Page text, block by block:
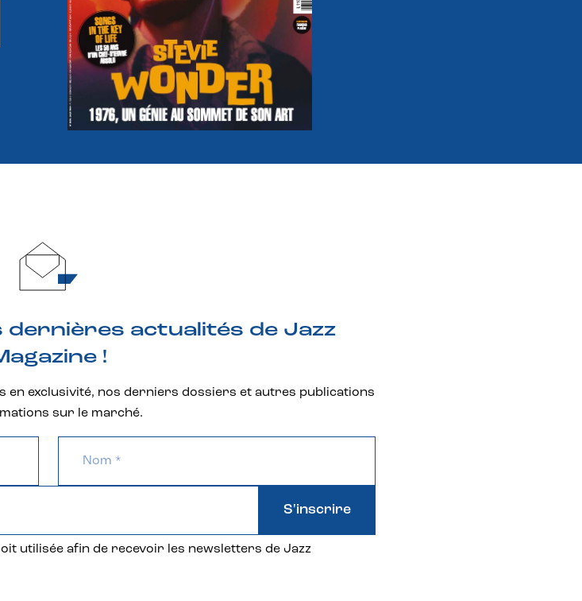
dernières actualités de Jazz
!
en exclusivité, nos derniers dossiers et autres publications
sur le marché.
utilisée afin de recevoir les newsletters de Jazz
S'inscrire